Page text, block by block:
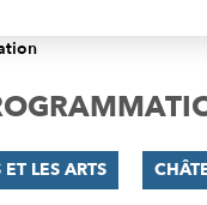
LES ARTS